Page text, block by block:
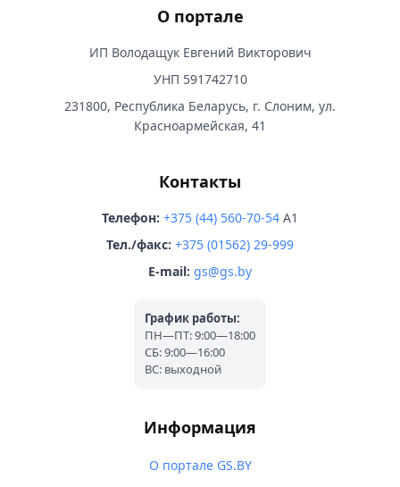
О портале
ИП Володащук Евгений Викторович
УНП 591742710
231800, Республика Беларусь, г. Слоним, ул.
Красноармейская, 41
Контакты
Телефон: +375 (44) 560-70-54 A1
Тел./факс: +375 (01562) 29-999
E-mail: gs@gs.by
График работы:
ПН—ПТ: 9:00—18:00
СБ: 9:00—16:00
ВС: выходной
Информация
О портале GS.BY